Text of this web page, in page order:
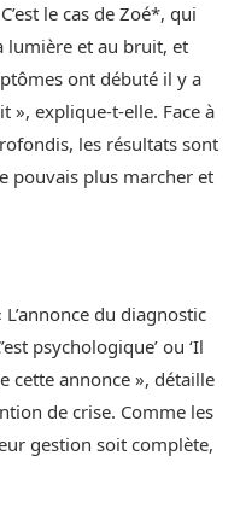
le cas de Zoé*, qui
lumière et au bruit, et
ont débuté il y a
», explique-t-elle. Face à
les résultats sont
pouvais plus marcher et
du diagnostic
psychologique’ ou ‘Il
cette annonce », détaille
de crise. Comme les
gestion soit complète,